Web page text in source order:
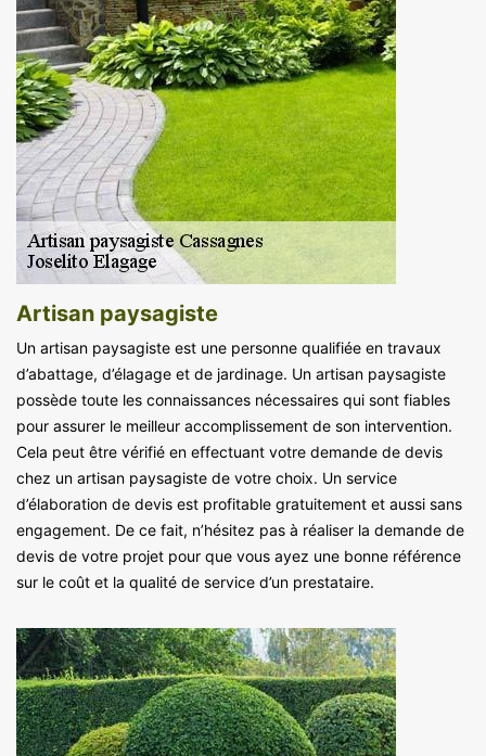
Artisan paysagiste
Un artisan paysagiste est une personne qualifiée en travaux
d’abattage, d’élagage et de jardinage. Un artisan paysagiste
possède toute les connaissances nécessaires qui sont fiables
pour assurer le meilleur accomplissement de son intervention.
Cela peut être vérifié en effectuant votre demande de devis
chez un artisan paysagiste de votre choix. Un service
d’élaboration de devis est profitable gratuitement et aussi sans
engagement. De ce fait, n’hésitez pas à réaliser la demande de
devis de votre projet pour que vous ayez une bonne référence
sur le coût et la qualité de service d’un prestataire.